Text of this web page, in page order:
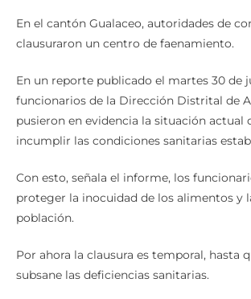
En el cantón Gualaceo, autoridades de
clausuraron un centro de faenamiento.
En un reporte publicado el martes 30 de
funcionarios de la Dirección Distrital de
pusieron en evidencia la situación actual
incumplir las condiciones sanitarias
Con esto, señala el informe, los
proteger la inocuidad de los alimentos y
población.
Por ahora la clausura es temporal, hasta
subsane las deficiencias sanitarias.